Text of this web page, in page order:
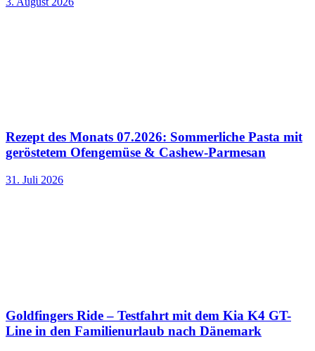
Rezept des Monats 07.2026: Sommerliche Pasta mit
geröstetem Ofengemüse & Cashew-Parmesan
31. Juli 2026
Goldfingers Ride – Testfahrt mit dem Kia K4 GT-
Line in den Familienurlaub nach Dänemark